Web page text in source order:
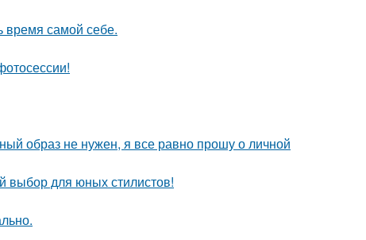
время самой себе.
образ не нужен, я все равно прошу о личной
выбор для юных стилистов!